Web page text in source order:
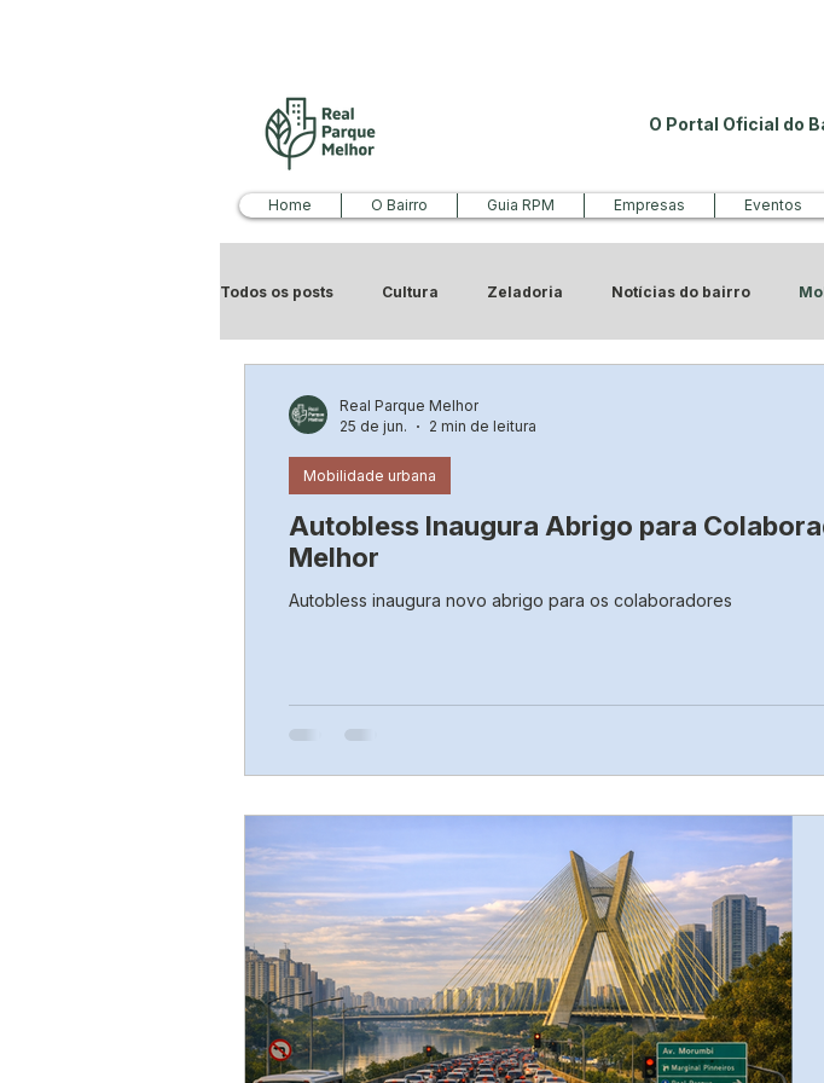
O Portal Oficial do
Home O Bairro Guia RPM Empresas Eventos
Todos os posts Cultura Zeladoria Notícias do bairro
Autobless Inaugura Abrigo para
Melhor
Autobless inaugura novo abrigo para os colaboradores
Mobilidade urbana
Real Parque Melhor
25 de jun.
2 min de leitura